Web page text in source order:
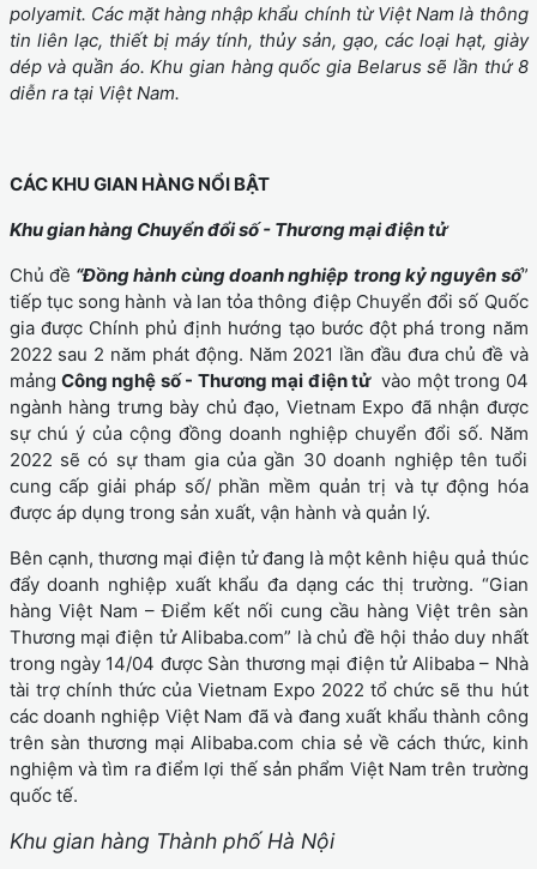
polyamit. Các mặt hàng nhập khẩu chính từ Việt Nam là thông
tin liên lạc, thiết bị máy tính, thủy sản, gạo, các loại hạt, giày
dép và quần áo. Khu gian hàng quốc gia Belarus sẽ lần thứ 8
diễn ra tại Việt Nam.
CÁC KHU GIAN HÀNG NỔI BẬT
Khu gian hàng Chuyển đổi số - Thương mại điện tử
Chủ đề “Đồng hành cùng doanh nghiệp trong kỷ nguyên số”
tiếp tục song hành và lan tỏa thông điệp Chuyển đổi số Quốc
gia được Chính phủ định hướng tạo bước đột phá trong năm
2022 sau 2 năm phát động. Năm 2021 lần đầu đưa chủ đề và
mảng Công nghệ số - Thương mại điện tử vào một trong 04
ngành hàng trưng bày chủ đạo, Vietnam Expo đã nhận được
sự chú ý của cộng đồng doanh nghiệp chuyển đổi số. Năm
2022 sẽ có sự tham gia của gần 30 doanh nghiệp tên tuổi
cung cấp giải pháp số/ phần mềm quản trị và tự động hóa
được áp dụng trong sản xuất, vận hành và quản lý.
Bên cạnh, thương mại điện tử đang là một kênh hiệu quả thúc
đẩy doanh nghiệp xuất khẩu đa dạng các thị trường. “Gian
hàng Việt Nam – Điểm kết nối cung cầu hàng Việt trên sàn
Thương mại điện tử Alibaba.com” là chủ đề hội thảo duy nhất
trong ngày 14/04 được Sàn thương mại điện tử Alibaba – Nhà
tài trợ chính thức của Vietnam Expo 2022 tổ chức sẽ thu hút
các doanh nghiệp Việt Nam đã và đang xuất khẩu thành công
trên sàn thương mại Alibaba.com chia sẻ về cách thức, kinh
nghiệm và tìm ra điểm lợi thế sản phẩm Việt Nam trên trường
quốc tế.
Khu gian hàng Thành phố Hà Nội